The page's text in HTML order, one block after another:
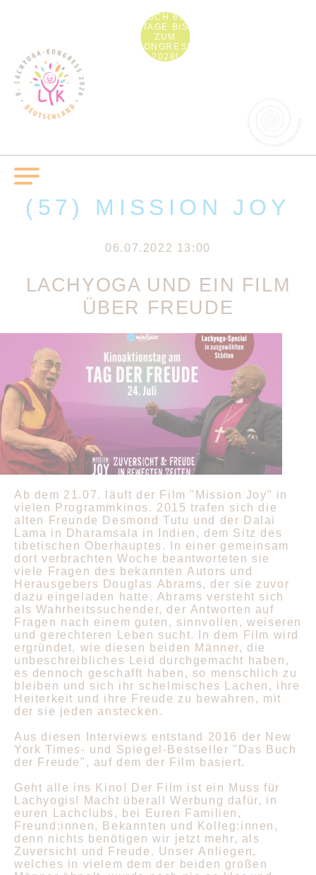
NOCH 693
TAGE BIS
ZUM
KONGRESS
2028!
(57) MISSION JOY
06.07.2022 13:00
LACHYOGA UND EIN FILM
ÜBER FREUDE
Ab dem 21.07. läuft der Film "Mission Joy" in
vielen Programmkinos. 2015 trafen sich die
alten Freunde Desmond Tutu und der Dalai
Lama in Dharamsala in Indien, dem Sitz des
tibetischen Oberhauptes. In einer gemeinsam
dort verbrachten Woche beantworteten sie
viele Fragen des bekannten Autors und
Herausgebers Douglas Abrams, der sie zuvor
dazu eingeladen hatte. Abrams versteht sich
als Wahrheitssuchender, der Antworten auf
Fragen nach einem guten, sinnvollen, weiseren
und gerechteren Leben sucht. In dem Film wird
ergründet, wie diesen beiden Männer, die
unbeschreibliches Leid durchgemacht haben,
es dennoch geschafft haben, so menschlich zu
bleiben und sich ihr schelmisches Lachen, ihre
Heiterkeit und ihre Freude zu bewahren, mit
der sie jeden anstecken.
Aus diesen Interviews entstand 2016 der New
York Times- und Spiegel-Bestseller "Das Buch
der Freude", auf dem der Film basiert.
Geht alle ins Kino! Der Film ist ein Muss für
Lachyogis! Macht überall Werbung dafür, in
euren Lachclubs, bei Euren Familien,
Freund:innen, Bekannten und Kolleg:innen,
denn nichts benötigen wir jetzt mehr, als
Zuversicht und Freude. Unser Anliegen,
welches in vielem dem der beiden großen